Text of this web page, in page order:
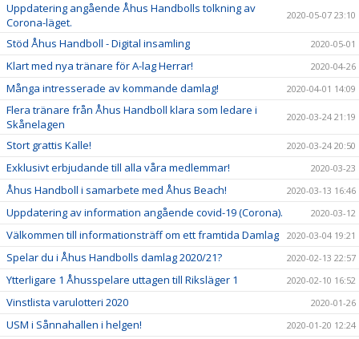
Uppdatering angående Åhus Handbolls tolkning av
Corona-läget.
2020-05-07 23:10
Stöd Åhus Handboll - Digital insamling 2020-05-01
Klart med nya tränare för A-lag Herrar! 2020-04-26
Många intresserade av kommande damlag! 2020-04-01 14:09
Flera tränare från Åhus Handboll klara som ledare i
Skånelagen
2020-03-24 21:19
Stort grattis Kalle! 2020-03-24 20:50
Exklusivt erbjudande till alla våra medlemmar! 2020-03-23
Åhus Handboll i samarbete med Åhus Beach! 2020-03-13 16:46
Uppdatering av information angående covid-19 (Corona). 2020-03-12
Välkommen till informationsträff om ett framtida Damlag 2020-03-04 19:21
Spelar du i Åhus Handbolls damlag 2020/21? 2020-02-13 22:57
Ytterligare 1 Åhusspelare uttagen till Riksläger 1 2020-02-10 16:52
Vinstlista varulotteri 2020 2020-01-26
USM i Sånnahallen i helgen! 2020-01-20 12:24